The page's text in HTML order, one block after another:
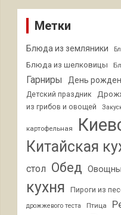
Метки
Блюда из земляники
Блюда из шелковицы
Гарниры День
Детский праздник
из грибов и овощей
картофельная
Китайская
стол Обед
кухня
Пироги из
дрожжевого теста
Птица